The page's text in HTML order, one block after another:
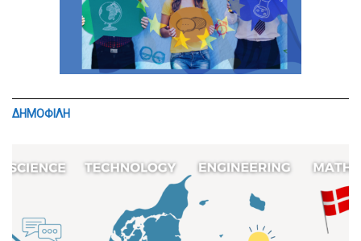
ΔΗΜΟΦΙΛΗ